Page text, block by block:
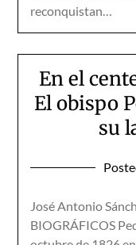
reconquistan…
En el
El obispo
su
José Antonio
BIOGRÁFICOS